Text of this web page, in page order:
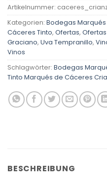
Artikelnummer:
Kategorien: Bodegas
Cáceres Tinto, Ofertas,
Graciano, Uva Tempranillo,
Vinos
Schlagwörter: Bodegas
Tinto Marqués de Cáceres
BESCHREIBUNG